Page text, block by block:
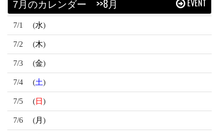
7月のカレンダー >>8月 EVENT
7/1 (水)
7/2 (木)
7/3 (金)
7/4 (土)
7/5 (日 )
7/6 (月 )